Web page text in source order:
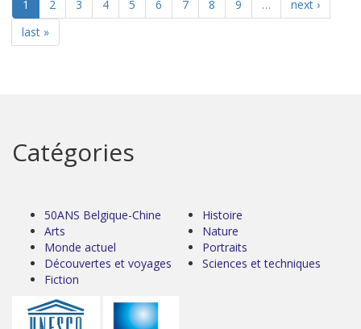
1 2 3 4 5 6 7 8 9 …
next ›
last »
Catégories
50ANS Belgique-Chine
Arts
Monde actuel
Découvertes et voyages
Fiction
Histoire
Nature
Portraits
Sciences et techniques